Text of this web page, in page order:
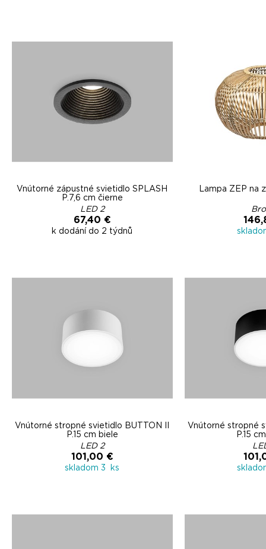
Vnútorné zápustné svietidlo SPLASH
P.7,6 cm čierne
LED 2
67,40 €
k dodání do 2 týdnů
Lampa ZEP na
Vnútorné stropné svietidlo BUTTON II
P.15 cm biele
LED 2
101,00 €
skladom 3 ks
Vnútorné stropné
P.15